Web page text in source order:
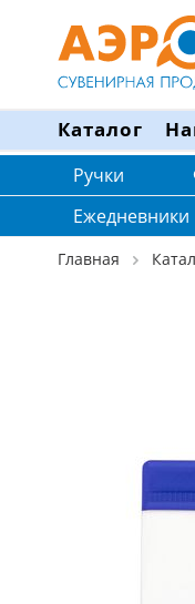
Каталог
Ручки
Ежедневники
Главная